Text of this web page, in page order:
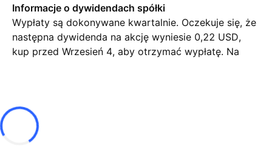
Informacje o dywidendach spółki
Wypłaty są dokonywane kwartalnie. Oczekuje się, że
następna dywidenda na akcję wyniesie 0,22 USD,
kup przed Wrzesień 4, aby otrzymać wypłatę. Na